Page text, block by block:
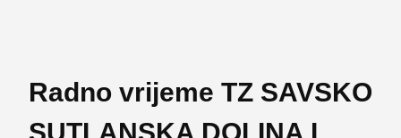
Radno vrijeme TZ SAVSKO